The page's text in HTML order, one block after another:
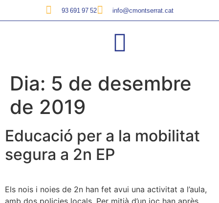
93 691 97 52 info@cmontserrat.cat
Dia: 5 de desembre
de 2019
Educació per a la mobilitat
segura a 2n EP
Els nois i noies de 2n han fet avui una activitat a l’aula,
amb dos policies locals. Per mitjà d’un joc han après